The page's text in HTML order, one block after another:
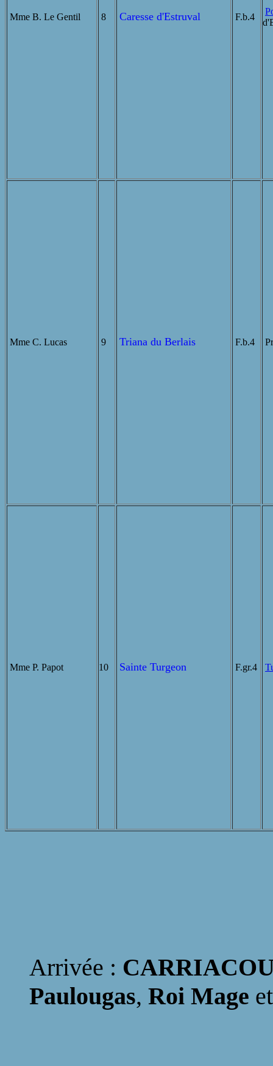
Mme B. Le Gentil 8 Caresse d'Estruval F.b.4
Mme C. Lucas 9 Triana du Berlais F.b.4
Mme P. Papot 10 Sainte Turgeon F.gr.4
Arrivée :
Paulougas, Roi Mage